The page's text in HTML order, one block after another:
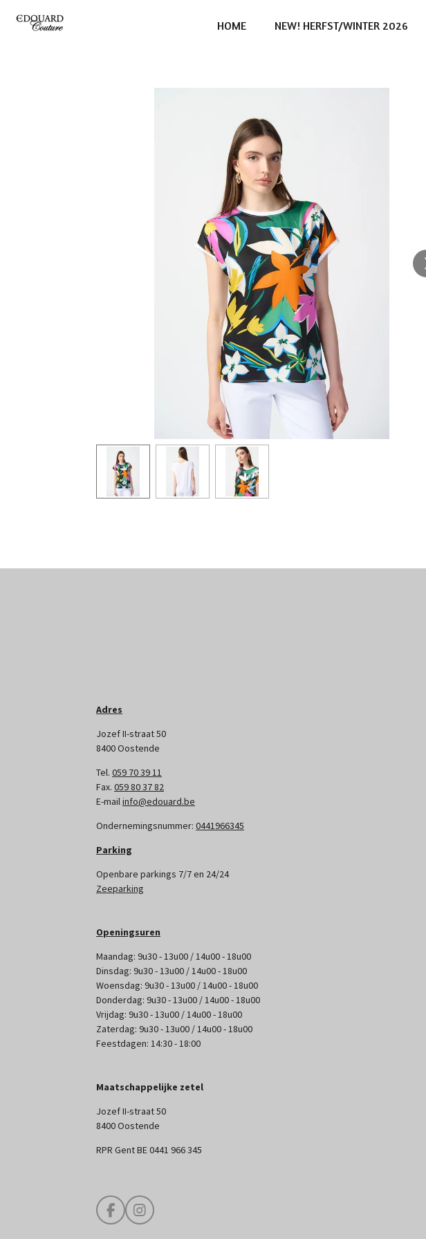
Ga
direct
HOME NEW! HERFST/WINTER 2026
Adres
Jozef II-straat 50
8400 Oostende
Tel. 059 70 39 11
Fax. 059 80 37 82
E-mailinfo@edouard.be
Ondernemingsnummer: 0441966345
Parking
Openbare parkings 7/7 en 24/24
Zeeparking
Openingsuren
Maandag: 9u30 - 13u00 / 14u00 - 18u00
Dinsdag: 9u30 - 13u00 / 14u00 - 18u00
Woensdag: 9u30 - 13u00 / 14u00 - 18u00
Donderdag: 9u30 - 13u00 / 14u00 - 18u00
Vrijdag: 9u30 - 13u00 / 14u00 - 18u00
Zaterdag: 9u30 - 13u00 / 14u00 - 18u00
Feestdagen: 14:30 - 18:00
Maatschappelijke zetel
Jozef II-straat 50
8400 Oostende
RPR Gent BE 0441 966 345
F
a
I
n